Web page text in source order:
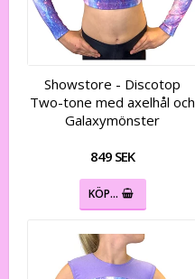
Showstore - Discotop
Two-tone med axelhål och
Galaxymönster
849 SEK
KÖP…